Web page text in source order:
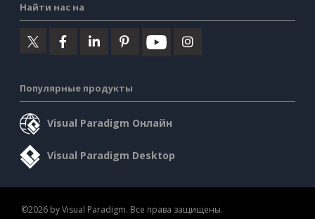
Найти нас на
Популярные продукты
Visual Paradigm Онлайн
Visual Paradigm Desktop
©2026 by Visual Paradigm. Все права защищены.